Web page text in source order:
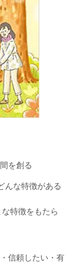
を創る
んな特徴がある
徴をもたら
頼したい・有